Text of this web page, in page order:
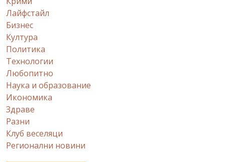
Лайфстайл
Бизнес
Култура
Политика
Технологии
Любопитно
Наука и образование
Икономика
Здраве
Разни
Клуб веселяци
Регионални новини